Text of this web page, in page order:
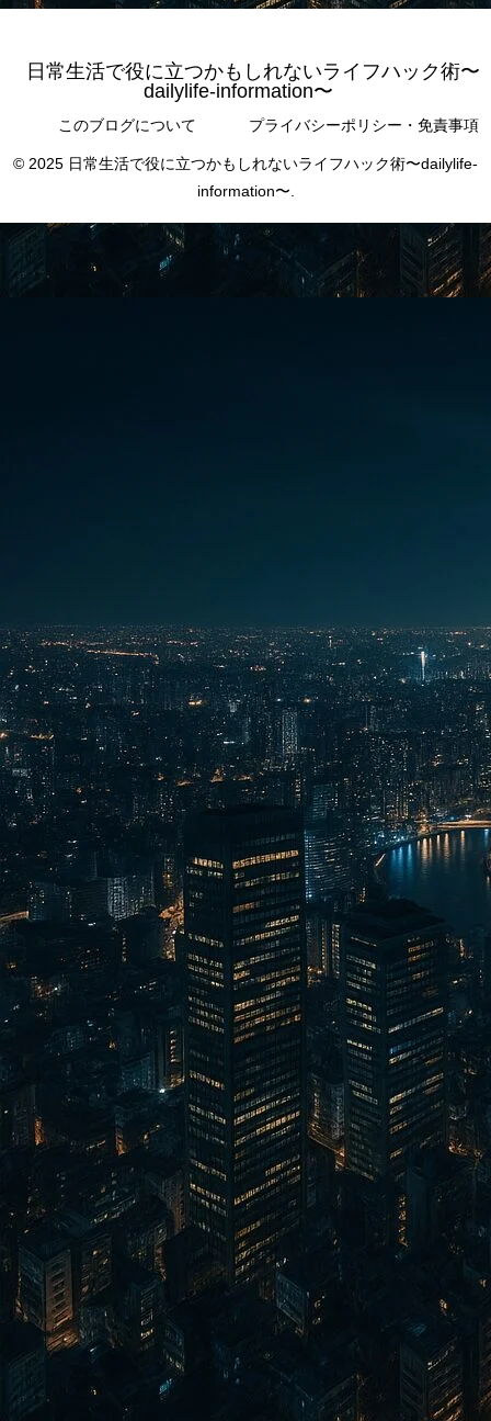
日常生活で役に立つかもしれないライフハック術〜
dailylife-information〜
このブログについて プライバシーポリシー・免責事項
© 2025 日常生活で役に立つかもしれないライフハック術〜dailylife-
information〜.